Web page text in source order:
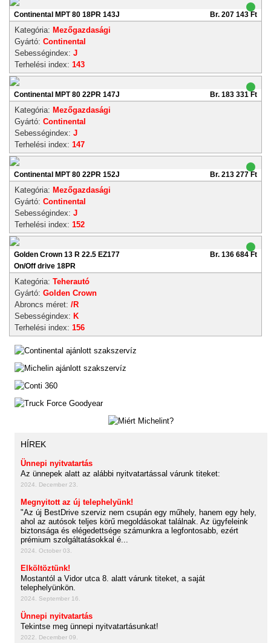
Continental MPT 80 18PR 143J Br. 207 143 Ft
Kategória: Mezőgazdasági
Gyártó: Continental
Sebességindex: J
Terhelési index: 143
Continental MPT 80 22PR 147J Br. 183 331 Ft
Kategória: Mezőgazdasági
Gyártó: Continental
Sebességindex: J
Terhelési index: 147
Continental MPT 80 22PR 152J Br. 213 277 Ft
Kategória: Mezőgazdasági
Gyártó: Continental
Sebességindex: J
Terhelési index: 152
Golden Crown 13 R 22.5 EZ177
On/Off drive 18PR
Br. 136 684 Ft
Kategória: Teherautó
Gyártó: Golden Crown
Abroncs méret: /R
Sebességindex: K
Terhelési index: 156
HÍREK
Ünnepi nyitvatartás
Az ünnepek alatt az alábbi nyitvatartással várunk titeket:
2024. December 23.
Megnyitott az új telephelyünk!
"Az új BestDrive szerviz nem csupán egy műhely, hanem egy hely,
ahol az autósok teljes körű megoldásokat találnak. Az ügyfeleink
biztonsága és elégedettsége számunkra a legfontosabb, ezért
prémium szolgáltatásokkal é...
2024. October 03.
Elköltöztünk!
Mostantól a Vidor utca 8. alatt várunk titeket, a saját
telephelyünkön.
2024. September 16.
Ünnepi nyitvatartás
Tekintse meg ünnepi nyitvatartásunkat!
2022. December 09.